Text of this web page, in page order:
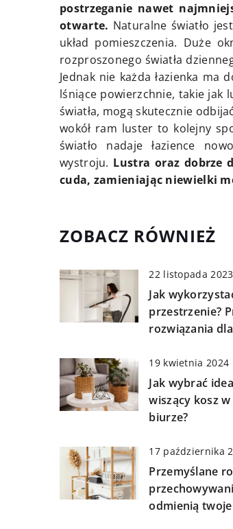
postrzeganie nawet
otwarte. Naturalne światło
układ pomieszczenia. Duże
rozproszonego światła
Jednak nie każda łazienka
lśniące powierzchnie, takie jak
światła, mogą skutecznie
wokół ram luster to kolejny
światło nadaje łazience
wystroju. Lustra oraz dobrze
cuda, zamieniając niewielki
ZOBACZ RÓWNIEŻ
22 listopada 2023
Jak
przestrzenie?
rozwiązania
19 kwietnia 2024
Jak wybrać
wiszący kosz
biurze?
17 października
Przemyślane
odmienią